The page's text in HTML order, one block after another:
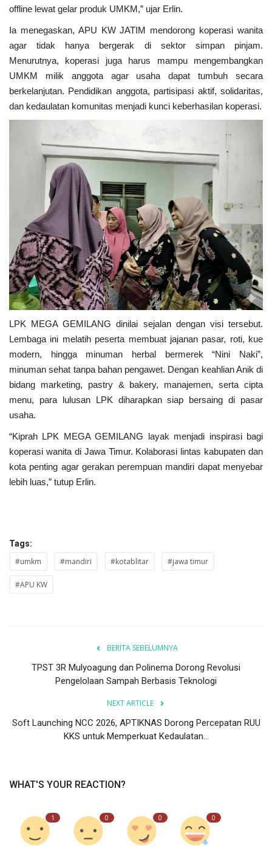
offline lewat gelar produk UMKM,” ujar Erlin.
Ia menegaskan, APU KW JATIM mendorong koperasi wanita
agar tidak hanya bergerak di sektor simpan pinjam.
Menurutnya, koperasi juga harus mampu mengembangkan
UMKM milik anggota agar usaha dapat tumbuh secara
berkelanjutan. Pendidikan anggota, partisipasi aktif, solidaritas,
dan kedaulatan komunitas menjadi kunci keberhasilan koperasi.
LPK MEGA GEMILANG dinilai sejalan dengan visi tersebut.
Lembaga ini melatih peserta membuat jajanan pasar, roti, kue
modern, hingga minuman herbal bermerek “Nini Naki”,
minuman sehat tanpa bahan pengawet. Dengan keahlian Anik di
bidang marketing, pastry & bakery, manajemen, serta cipta
menu, para lulusan LPK diharapkan siap bersaing di pasar
usaha.
“Kiprah LPK MEGA GEMILANG layak menjadi inspirasi bagi
koperasi wanita di Jawa Timur. Kolaborasi lintas kabupaten dan
kota penting agar gerakan perempuan mandiri dapat menyebar
lebih luas,” tutup Erlin.
Tags:
#umkm #mandiri #kotablitar #jawa timur
#APU KW
BERITA SEBELUMNYA
TPST 3R Mulyoagung dan Polinema Dorong Revolusi
Pengelolaan Sampah Berbasis Teknologi
NEXT ARTICLE
Soft Launching NCC 2026, APTIKNAS Dorong Percepatan RUU
KKS untuk Memperkuat Kedaulatan...
WHAT'S YOUR REACTION?
1 0 0 0